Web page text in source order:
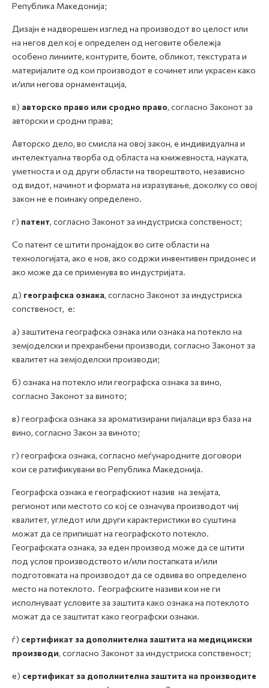
Република Македонија;
Дизајн е надворешен изглед на производот во целост или
на негов дел кој е определен од неговите обележја
особено линиите, контурите, боите, обликот, текстурата и
материјалите од кои производот е сочинет или украсен како
и/или негова орнаментација,
в) авторско право или сродно право, согласно Законот за
авторски и сродни права;
Авторско дело, во смисла на овој закон, е индивидуална и
интелектуална творба од областа на книжевноста, науката,
уметноста и од други области на творештвото, независно
од видот, начинот и формата на изразување, доколку со овој
закон не е поинаку определено.
г) патент, согласно Законот за индустриска сопственост;
Со патент се штити пронајдок во сите области на
технологијата, ако е нов, ако содржи инвентивен придонес и
ако може да се применува во индустријата.
д) географска ознака, согласно Законот за индустриска
сопственост, е:
а) заштитена географска ознака или ознака на потекло на
земјоделски и прехранбени производи, согласно Законот за
квалитет на земјоделски производи;
б) ознака на потекло или географска ознака за вино,
согласно Законот за виното;
в) географска ознака за ароматизирани пијалаци врз база на
вино, согласно Закон за виното;
г) географска ознака, согласно меѓународните договори
кои се ратификувани во Република Македонија.
Географска ознака е географскиот назив на земјата,
регионот или местото со кој се означува производот чиј
квалитет, угледот или други карактеристики во суштина
можат да се припишат на географското потекло.
Географската ознака, за еден производ може да се штити
под услов производството и/или постапката и/или
подготовката на производот да се одвива во определено
место на потеклото. Географските називи кои не ги
исполнуваат условите за заштита како ознака на потеклото
можат да се заштитат како географски ознаки.
ѓ) сертификат за дополнителна заштита на медицински
производи, согласно Законот за индустриска сопственост;
е) сертификат за дополнителна заштита на производите